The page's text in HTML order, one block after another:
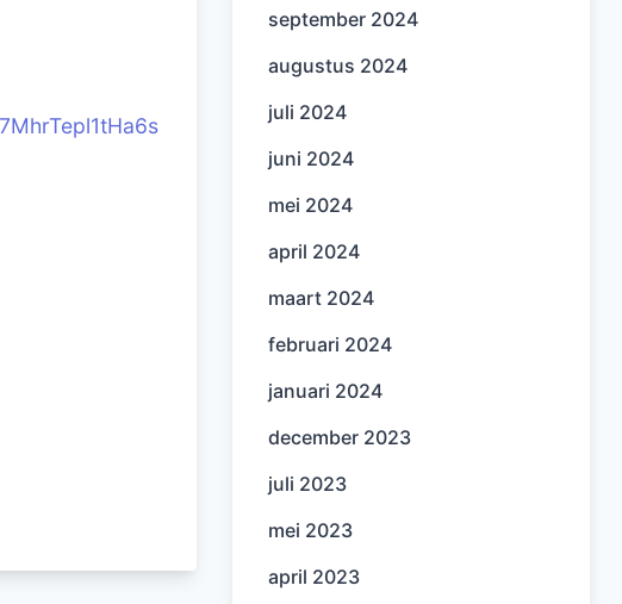
september 2024
augustus 2024
juli 2024
juni 2024
mei 2024
april 2024
maart 2024
februari 2024
januari 2024
december 2023
juli 2023
mei 2023
april 2023